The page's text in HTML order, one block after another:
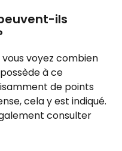
ils
voyez combien
à ce
de points
cela y est indiqué.
consulter